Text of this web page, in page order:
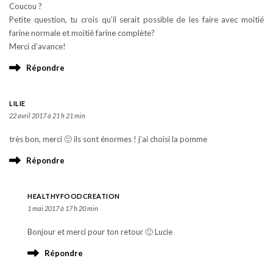
Coucou ?
Petite question, tu crois qu’il serait possible de les faire avec moitié
farine normale et moitié farine complète?
Merci d’avance!
Répondre
LILIE
22 avril 2017 à 21 h 21 min
très bon, merci 🙂 ils sont énormes ! j’ai choisi la pomme
Répondre
HEALTHYFOODCREATION
1 mai 2017 à 17 h 20 min
Bonjour et merci pour ton retour 🙂 Lucie
Répondre